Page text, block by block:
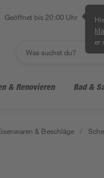
Geöffnet bis 20:00 Uhr
er
& Renovieren Bad &
& Beschläge /